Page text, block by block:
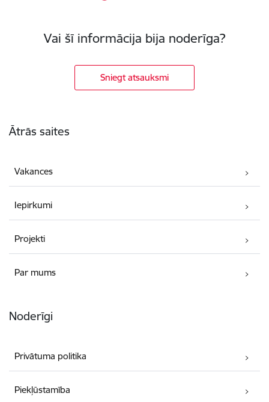
Vai šī informācija bija noderīga?
Sniegt atsauksmi
Ātrās saites
Vakances
Iepirkumi
Projekti
Par mums
Noderīgi
Privātuma politika
Piekļūstamība